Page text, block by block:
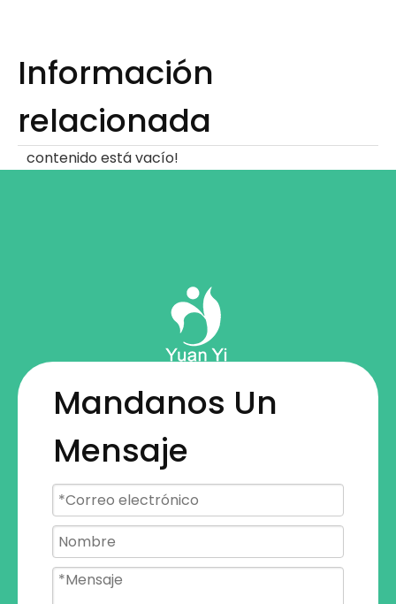
Información
relacionada
contenido está vacío!
Mandanos Un
Mensaje